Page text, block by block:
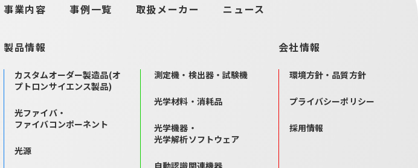
事業内容 事例一覧 取扱メーカー ニュース
製品情報
カスタムオーダー製造品(オ
プトロンサイエンス製品)
光ファイバ・
ファイバコンポーネント
光源
測定機・検出器・試験機
光学材料・消耗品
光学機器・
光学解析ソフトウェア
自動認識関連機器
会社情報
環境方針・品質方針
プライバシーポリシー
採用情報